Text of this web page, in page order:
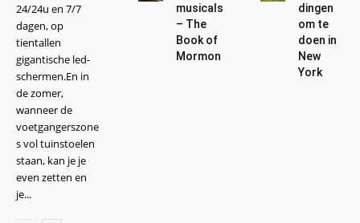
24/24u en 7/7
dagen, op
tientallen
gigantische led-
schermen.En in
de zomer,
wanneer de
voetgangerszone
s vol tuinstoelen
staan, kan je je
even zetten en
je...
musicals
– The
Book of
Mormon
dingen
om te
doen in
New
York